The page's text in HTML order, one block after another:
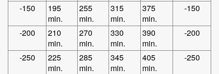
-150
195
min.
255
min.
315
min.
375
min.
-150
-200
210
min.
270
min.
330
min.
390
min.
-200
-250
225
min.
285
min.
345
min.
405
min.
-250